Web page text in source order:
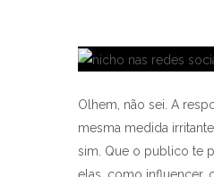
Olhem, não sei. A
mesma medida
sim. Que o publico te
elas, como influencer,